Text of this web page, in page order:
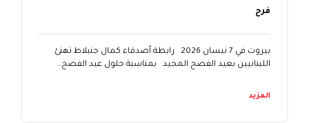
فرح
بيروت في 7 نيسان 2026 رابطة أصدقاء كمال جنبلاط تهنئ
اللبنانيين بعيد الفصح المجيد بمناسبة حلول عيد الفصح…
المزيد